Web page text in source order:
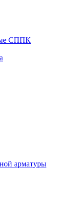
СППК
арматуры